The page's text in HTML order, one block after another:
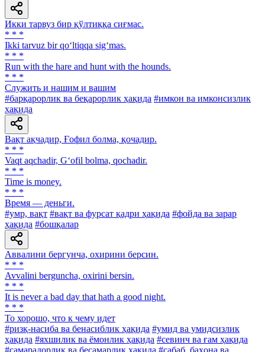
Икки тарвуз бир қўлтиққа сиғмас.
* * *
Ikki tarvuz bir qo‘ltiqqa sig‘mas.
* * *
Run with the hare and hunt with the hounds.
* * *
Служить и нашим и вашим
#барқарорлик ва беқарорлик ҳақида #имкон ва имконсизлик
ҳақида
Вақт ақчадир, Ғофил болма, қочадир.
* * *
Vaqt aqchadir, G‘ofil bolma, qochadir.
* * *
Time is money.
* * *
Время — деньги.
#умр, вақт #вақт ва фурсат қадри ҳақида #фойда ва зарар
ҳақида #бошқалар
Аввалини бергунча, охирини берсин.
* * *
Avvalini berguncha, oxirini bersin.
* * *
It is never a bad day that hath a good night.
* * *
To хорошо, что к чему идет
#ризқ-насиба ва бенасиблик ҳақида #умид ва умидсизлик
ҳақида #яхшилик ва ёмонлик ҳақида #севинч ва ғам ҳақида